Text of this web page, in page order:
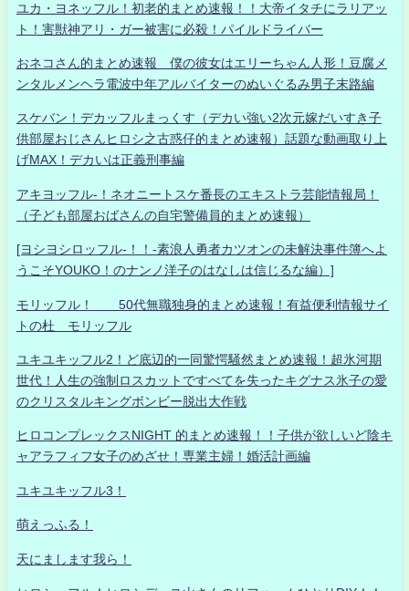
ユカ・ヨネッフル！初老的まとめ速報！！大帝イタチにラリアッ
ト！害獣神アリ・ガー被害に必殺！パイルドライバー
おネコさん的まとめ速報 僕の彼女はエリーちゃん人形！豆腐メ
ンタルメンヘラ電波中年アルバイターのぬいぐるみ男子末路編
スケバン！デカッフルまっくす（デカい強い2次元嫁だいすき子
供部屋おじさんヒロシ之古惑仔的まとめ速報）話題な動画取り上
げMAX！デカいは正義刑事編
アキヨッフル-！ネオニートスケ番長のエキストラ芸能情報局！
（子ども部屋おばさんの自宅警備員的まとめ速報）
[ヨシヨシロッフル-！！-素浪人勇者カツオンの未解決事件簿へよ
うこそYOUKO！のナンノ洋子のはなしは信じるな編）]
モリッフル！ 50代無職独身的まとめ速報！有益便利情報サイ
トの杜 モリッフル
ユキユキッフル2！ど底辺的一同驚愕騒然まとめ速報！超氷河期
世代！人生の強制ロスカットですべてを失ったキグナス氷子の愛
のクリスタルキングボンビー脱出大作戦
ヒロコンプレックスNIGHT 的まとめ速報！！子供が欲しいど陰キ
ャアラフィフ女子のめざせ！専業主婦！婚活計画編
ユキユキッフル3！
萌えっふる！
天にまします我ら！